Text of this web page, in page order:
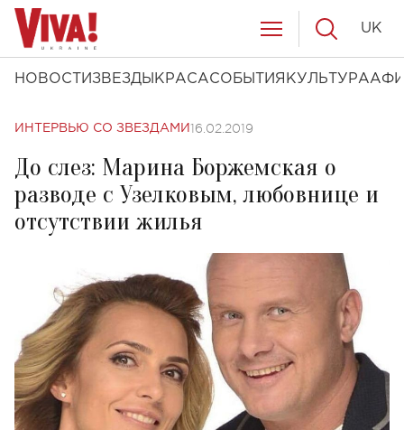
НОВОСТИ ЗВЕЗДЫ КРАСАСОБЫТИЯ КУЛЬТУРА
UK
ИНТЕРВЬЮ СО ЗВЕЗДАМИ 16.02.2019
До слез: Марина Боржемская о
разводе с Узелковым, любовнице и
отсутствии жилья